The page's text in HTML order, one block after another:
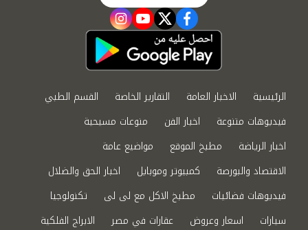
facebook
twitter
youtube
instagram
الرئيسية الاخبار العامة التقارير الخاصة
القسم الطبي
فيديوهات متنوعة
اخبار الفن
منوعات مسيحية
اخبار الرياضة
مطبخ الموقع
مواضيع عامة
الاقتصاد والبورصة
كمبيوتر وموبايل
اخبار الحق والضلال
فيديوهات فضائيات
مطبخ الاكل مع لى لى
تكنولوجيا
سيارات
اسعار وعروض عقارات في مصر الابراج الفلكية